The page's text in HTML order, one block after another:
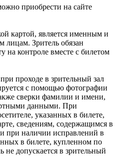
приобрести на сайте
картой, является именным и
лицам. Зритель обязан
на контроле вместе с билетом
проходе в зрительный зал
с помощью фотографии
сверки фамилии и имени,
данными. При
указанных в билете,
сведениям, содержащимся в
при наличии исправлений в
в билете, купленном по
не допускается в зрительный